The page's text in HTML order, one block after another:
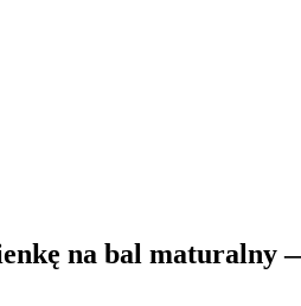
na bal